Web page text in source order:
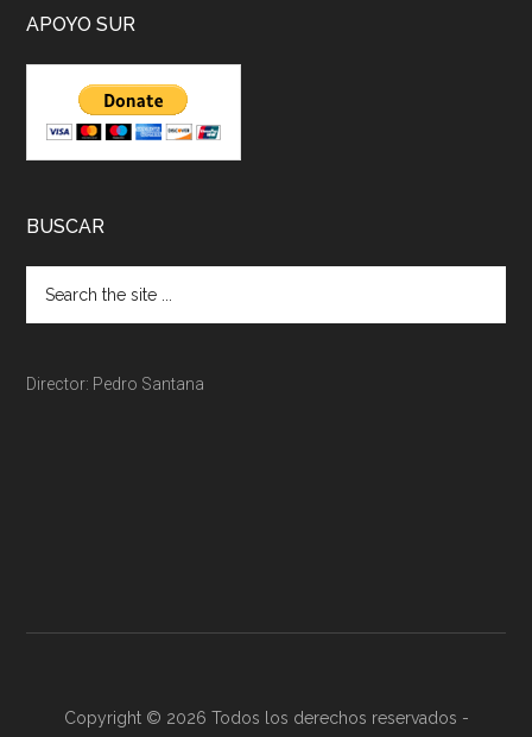
APOYO SUR
BUSCAR
Director: Pedro Santana
Copyright © 2026 Todos los derechos reservados -